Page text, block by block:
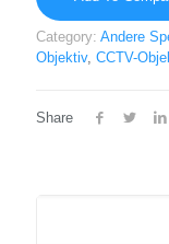
Category: Andere
Objektiv, CCTV-
Share